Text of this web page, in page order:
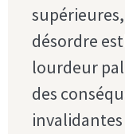
désordre
lourdeur
des
invalidantes